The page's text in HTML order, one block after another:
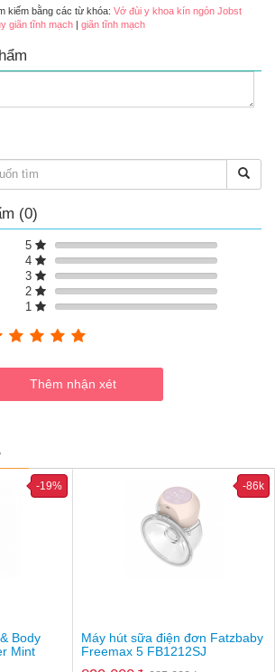
y khoa kín ngón Jobst Relief
y khoa Jobst Relief
đàn hồi tốt, thoải mái hoạt động cả ngày
thông máu ở chân, giảm suy giãn tĩnh
- đau chân
tháng
dẫn chọn size (tham khảo)
kiếm bằng các từ khóa: Vớ đùi y khoa kín ngón Jobst
giãn tĩnh mạch | giãn tĩnh mạch
(0)
5
4
3
2
1
Body
Mint
-19%
Máy hút sữa điện đơn Fatzbaby
Freemax 5 FB1212SJ
-86k